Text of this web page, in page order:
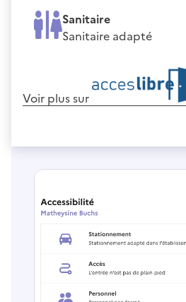
Sanitaire
Sanitaire adapté
Voir plus sur